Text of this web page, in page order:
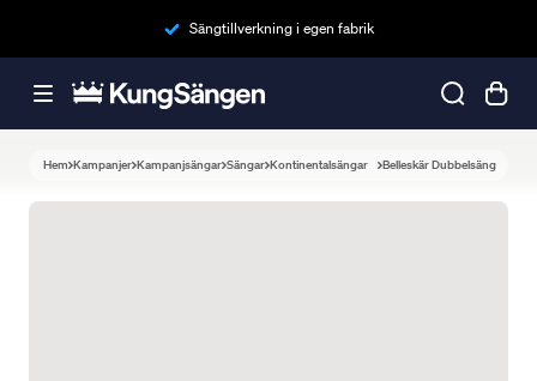
Sängtillverkning i egen fabrik
Hem Kampanjer Kampanjsängar Sängar Kontinentalsängar Belleskär Dubbelsäng